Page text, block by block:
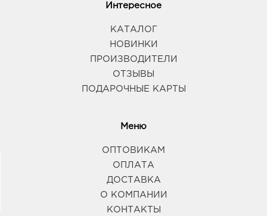
Интересное
КАТАЛОГ
НОВИНКИ
ПРОИЗВОДИТЕЛИ
ОТЗЫВЫ
ПОДАРОЧНЫЕ КАРТЫ
Меню
ОПТОВИКАМ
ОПЛАТА
ДОСТАВКА
О КОМПАНИИ
КОНТАКТЫ